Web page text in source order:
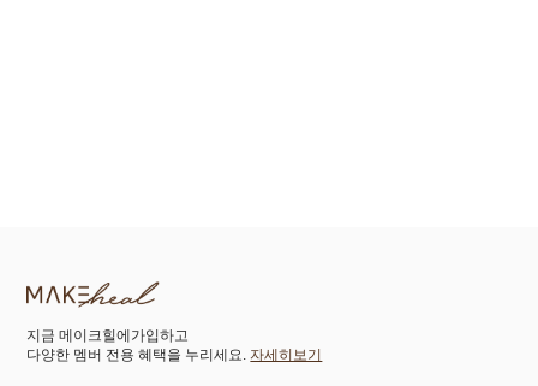
지금 메이크힐에가입하고
다양한 멤버 전용 혜택을 누리세요.자세히보기